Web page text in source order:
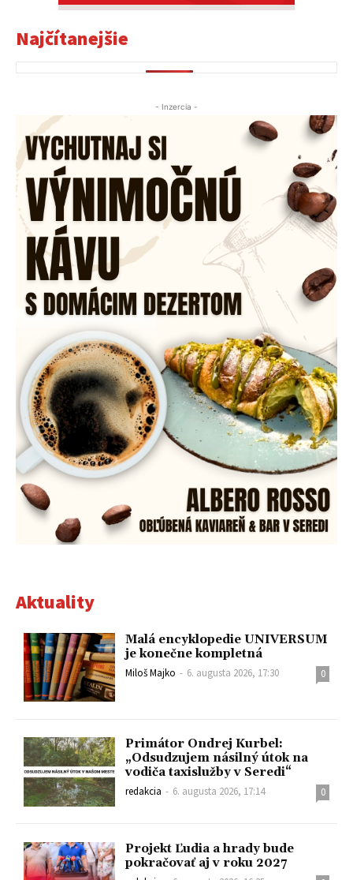
Najčítanejšie
- Inzercia -
Aktuality
Malá encyklopedie UNIVERSUM
je konečne kompletná
Miloš Majko - 6. augusta 2026, 17:30 0
Primátor Ondrej Kurbel:
„Odsudzujem násilný útok na
vodiča taxislužby v Seredi“
redakcia - 6. augusta 2026, 17:14 0
Projekt Ľudia a hrady bude
pokračovať aj v roku 2027